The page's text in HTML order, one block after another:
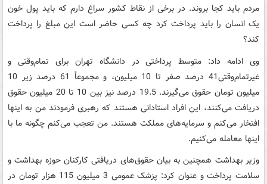
مردم باید کجا بروند. در برخی از نقاط کشور سراغ دارم که باید پول خون
یک انسان را باید پرداخت کرد چه کسی حاضر است این مبلغ را پرداخت
کند؟
وی ادامه داد: متوسط پرداختی در دانشگاه تهران برای تمام‌وقتی و
غیرتمام‌وقتی41 درصد صفر تا 10 میلیون، و مجموعاً 61 درصد زیر 10
میلیون تومان حقوق می‌گیرند. 19.5 درصد نیز بین 10 تا 20 میلیون حقوق
دریافت می‌کنند، این افراد استادانی هستند که رهبری فرمودند من به اینها
افتخار می‌کنم و سرمایه‌های مملکت هستند. من تعجب می‌کنم چگونه ما با
اینها معامله می‌کنیم.
وزیر بهداشت همچنین به بیان حقوق‌های دریافتی کارکنان حوزه بهداشت و
سلامت پرداخت و عنوان کرد: پزشک عمومی 3 میلیون 115 هزار تومان در